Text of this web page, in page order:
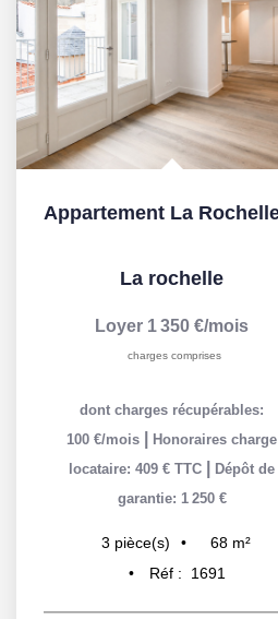
La rochelle
Loyer 1 350 €/mois
charges comprises
dont charges récupérables:
100 €/mois
Honoraires charge
locataire: 409 € TTC
Dépôt de
garantie: 1 250 €
3 pièce(s) 68 m²
Réf :
1691